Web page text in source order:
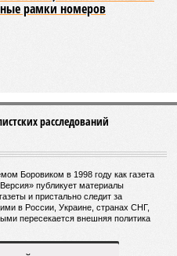
был охарактеризован как
И пока по
заявлений
говорил Дмитрий
войны. То, что началось
участвуют многие
существенно – США.
совершал
России, в том